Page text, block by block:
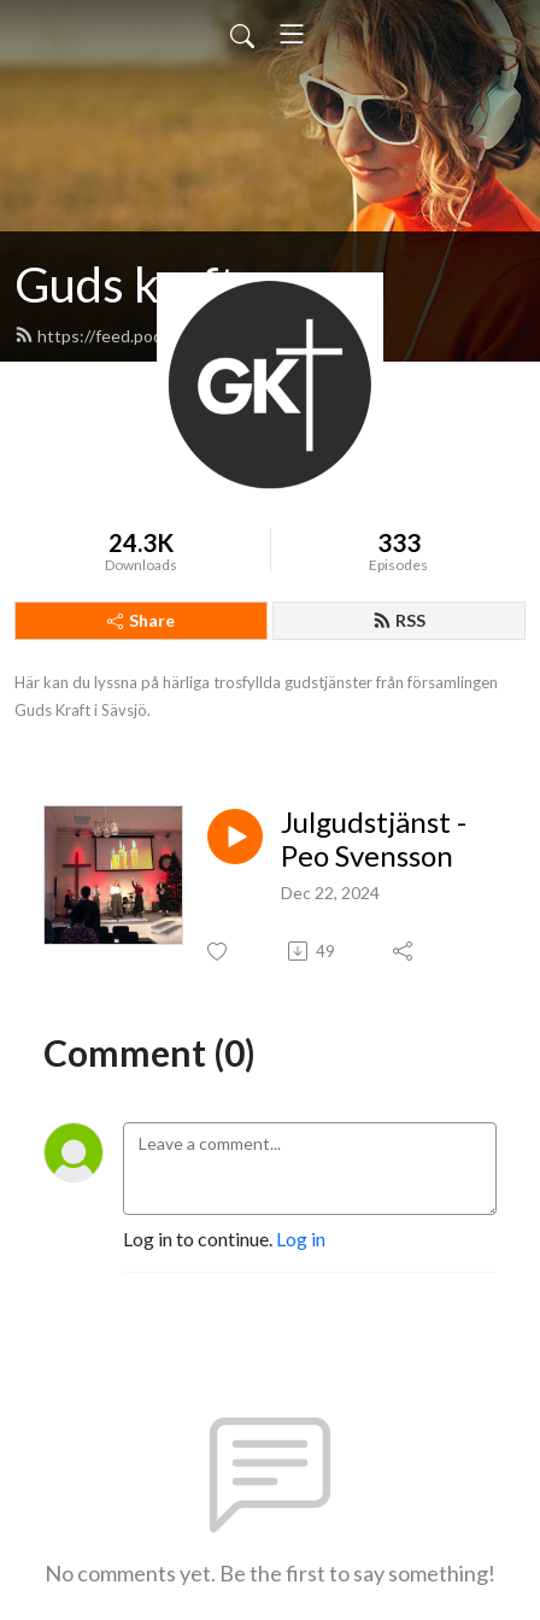
Guds kraft
https://feed.podbean.com/gudskraft/feed.xml
24.3K
Downloads
333
Episodes
Share RSS
Här kan du lyssna på härliga trosfyllda gudstjänster från församlingen
Guds Kraft i Sävsjö.
Julgudstjänst -
Peo Svensson
Dec 22, 2024
49
Comment (0)
Log in to continue. Log in
No comments yet. Be the first to say something!